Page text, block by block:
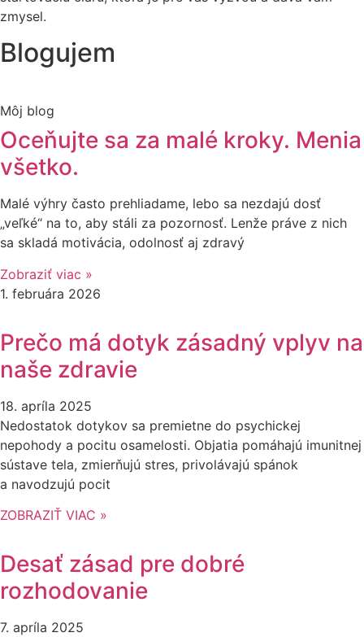
zmysel.
Blogujem
Môj blog
Oceňujte sa za malé kroky. Menia
všetko.
Malé výhry často prehliadame, lebo sa nezdajú dosť
„veľké“ na to, aby stáli za pozornosť. Lenže práve z nich
sa skladá motivácia, odolnosť aj zdravý
Zobraziť viac »
1. februára 2026
Prečo má dotyk zásadný vplyv na
naše zdravie
18. apríla 2025
Nedostatok dotykov sa premietne do psychickej
nepohody a pocitu osamelosti. Objatia pomáhajú imunitnej
sústave tela, zmierňujú stres, privolávajú spánok
a navodzujú pocit
ZOBRAZIŤ VIAC »
Desať zásad pre dobré
rozhodovanie
7. apríla 2025